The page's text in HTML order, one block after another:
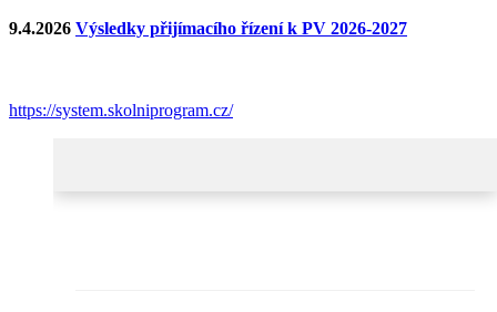
9.4.2026 Výsledky přijímacího řízení k PV 2026-2027
https://system.skolniprogram.cz/